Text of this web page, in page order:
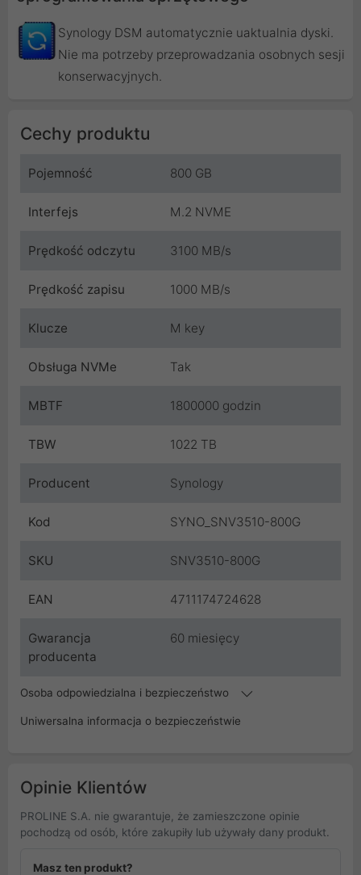
Synology DSM automatycznie uaktualnia dyski.
Nie ma potrzeby przeprowadzania osobnych sesji
konserwacyjnych.
Cechy produktu
Pojemność 800 GB
Interfejs M.2 NVME
Prędkość odczytu 3100 MB/s
Prędkość zapisu 1000 MB/s
Klucze M key
Obsługa NVMe Tak
MBTF 1800000 godzin
TBW 1022 TB
Producent Synology
Kod SYNO_SNV3510-800G
SKU SNV3510-800G
EAN 4711174724628
Gwarancja
producenta
60 miesięcy
Osoba odpowiedzialna i bezpieczeństwo
Uniwersalna informacja o bezpieczeństwie
Opinie Klientów
PROLINE S.A. nie gwarantuje, że zamieszczone opinie
pochodzą od osób, które zakupiły lub używały dany produkt.
Masz ten produkt?